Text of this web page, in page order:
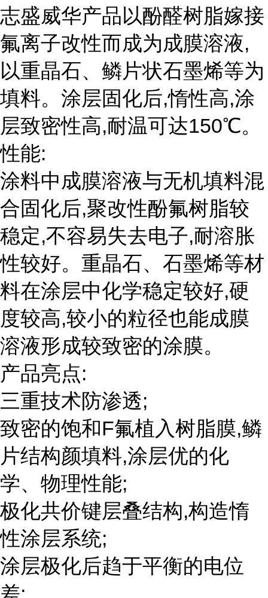
志盛威华产品以酚醛树脂嫁接
氟离子改性而成为成膜溶液,
以重晶石、鳞片状石墨烯等为
填料。涂层固化后,惰性高,涂
层致密性高,耐温可达150℃。
性能:
涂料中成膜溶液与无机填料混
合固化后,聚改性酚氟树脂较
稳定,不容易失去电子,耐溶胀
性较好。重晶石、石墨烯等材
料在涂层中化学稳定较好,硬
度较高,较小的粒径也能成膜
溶液形成较致密的涂膜。
产品亮点:
三重技术防渗透;
致密的饱和F氟植入树脂膜,鳞
片结构颜填料,涂层优的化
学、物理性能;
极化共价键层叠结构,构造惰
性涂层系统;
涂层极化后趋于平衡的电位
差;